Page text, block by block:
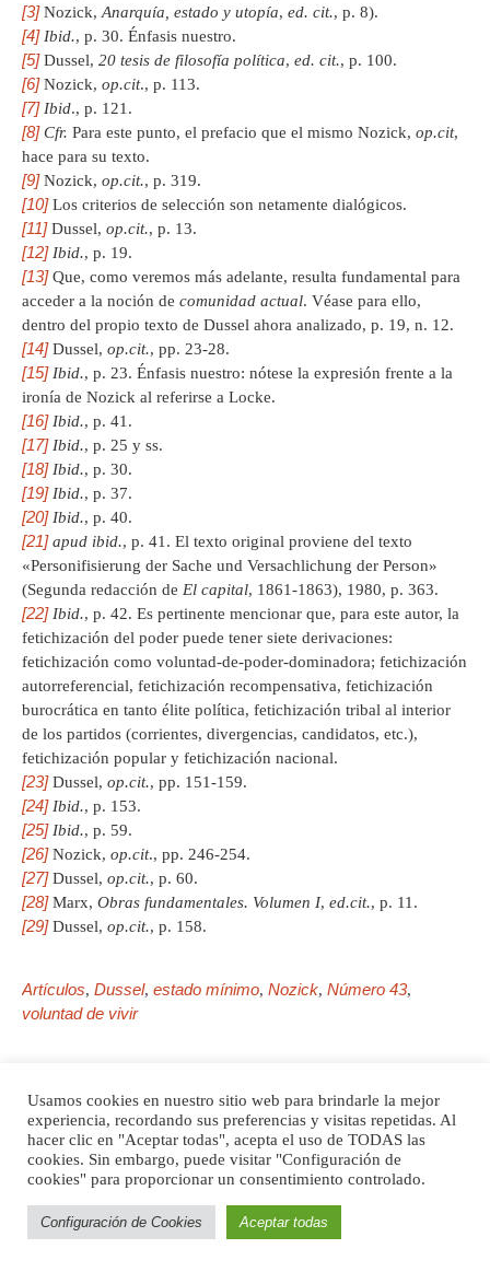
[3]Nozick, Anarquía, estado y utopía, ed. cit., p. 8).
[4] Ibid., p. 30. Énfasis nuestro.
[5]Dussel, 20 tesis de filosofía política, ed. cit., p. 100.
[6]Nozick, op.cit., p. 113.
[7] Ibid., p. 121.
[8] Cfr. Para este punto, el prefacio que el mismo Nozick, op.cit,
hace para su texto.
[9]Nozick, op.cit., p. 319.
[10]Los criterios de selección son netamente dialógicos.
[11]Dussel, op.cit., p. 13.
[12] Ibid., p. 19.
[13]Que, como veremos más adelante, resulta fundamental para
acceder a la noción de comunidad actual. Véase para ello,
dentro del propio texto de Dussel ahora analizado, p. 19, n. 12.
[14]Dussel, op.cit., pp. 23-28.
[15] Ibid., p. 23. Énfasis nuestro: nótese la expresión frente a la
ironía de Nozick al referirse a Locke.
[16] Ibid., p. 41.
[17] Ibid., p. 25 y ss.
[18] Ibid., p. 30.
[19] Ibid., p. 37.
[20] Ibid., p. 40.
[21] apud ibid., p. 41. El texto original proviene del texto
«Personifisierung der Sache und Versachlichung der Person»
(Segunda redacción de El capital, 1861-1863), 1980, p. 363.
[22] Ibid., p. 42. Es pertinente mencionar que, para este autor, la
fetichización del poder puede tener siete derivaciones:
fetichización como voluntad-de-poder-dominadora; fetichización
autorreferencial, fetichización recompensativa, fetichización
burocrática en tanto élite política, fetichización tribal al interior
de los partidos (corrientes, divergencias, candidatos, etc.),
fetichización popular y fetichización nacional.
[23]Dussel, op.cit., pp. 151-159.
[24] Ibid., p. 153.
[25] Ibid., p. 59.
[26]Nozick, op.cit., pp. 246-254.
[27]Dussel, op.cit., p. 60.
[28]Marx, Obras fundamentales. Volumen I, ed.cit., p. 11.
[29]Dussel, op.cit., p. 158.
Artículos, Dussel, estado mínimo, Nozick, Número 43,
voluntad de vivir
PREVIOUS ENTRADA
Violencia mediatizada
Usamos cookies en nuestro sitio web para brindarle la mejor
experiencia, recordando sus preferencias y visitas repetidas. Al
hacer clic en "Aceptar todas", acepta el uso de TODAS las
cookies. Sin embargo, puede visitar "Configuración de
cookies" para proporcionar un consentimiento controlado.
Configuración de Cookies Aceptar todas